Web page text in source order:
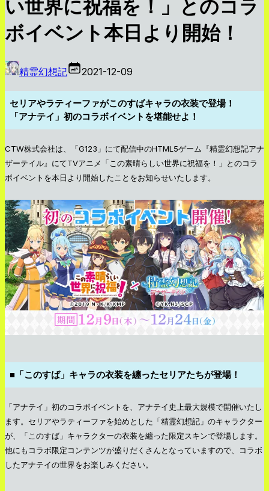
い世界に祝福を！」とのコラ
ボイベント本日より開始！
精霊幻想記 2021-12-09
セリアやラティーファがこのすばキャラの衣装で登場！
「アナテイ」初のコラボイベントを堪能せよ！
CTW株式会社は、「G123」にて配信中のHTML5ゲーム『精霊幻想記アナ
ザーテイル』にてTVアニメ「この素晴らしい世界に祝福を！」とのコラ
ボイベントを本日より開始したことをお知らせいたします。
■「このすば」キャラの衣装を纏ったセリアたちが登場！
「アナテイ」初のコラボイベントを、アナテイ史上最大規模で開催いたし
ます。セリアやラティーファを始めとした「精霊幻想記」のキャラクター
が、「このすば」キャラクターの衣装を纏った限定スキンで登場します。
他にもコラボ限定コンテンツが盛りだくさんとなっていますので、コラボ
したアナテイの世界をお楽しみください。